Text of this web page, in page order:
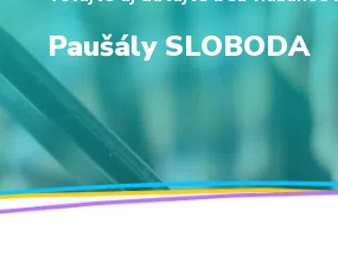
Paušály
Internet a TV
Paušály SLOBODA